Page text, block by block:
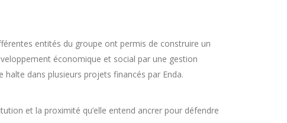
entités du groupe ont permis de construire un
économique et social par une gestion
dans plusieurs projets financés par Enda.
et la proximité qu’elle entend ancrer pour défendre